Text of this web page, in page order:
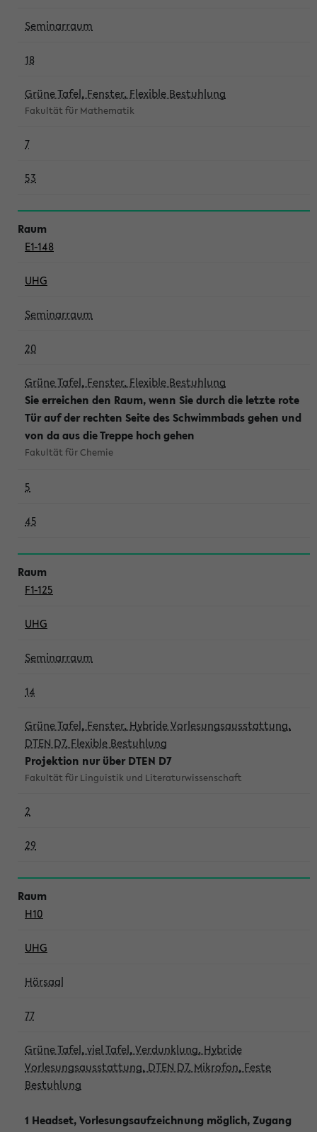
Seminarraum
18
Grüne Tafel, Fenster, Flexible Bestuhlung
Fakultät für Mathematik
7
53
E1-148
UHG
Seminarraum
20
Grüne Tafel, Fenster, Flexible Bestuhlung
Sie erreichen den Raum, wenn Sie durch die letzte rote
Tür auf der rechten Seite des Schwimmbads gehen und
von da aus die Treppe hoch gehen
Fakultät für Chemie
5
45
F1-125
UHG
Seminarraum
14
Grüne Tafel, Fenster, Hybride Vorlesungsausstattung,
DTEN D7, Flexible Bestuhlung
Projektion nur über DTEN D7
Fakultät für Linguistik und Literaturwissenschaft
2
29
H10
UHG
Hörsaal
77
Grüne Tafel, viel Tafel, Verdunklung, Hybride
Vorlesungsausstattung, DTEN D7, Mikrofon, Feste
Bestuhlung
1 Headset, Vorlesungsaufzeichnung möglich, Zugang